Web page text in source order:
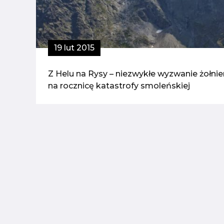
19 lut 2015
Z Helu na Rysy – niezwykłe wyzwanie
na rocznicę katastrofy smoleńskiej